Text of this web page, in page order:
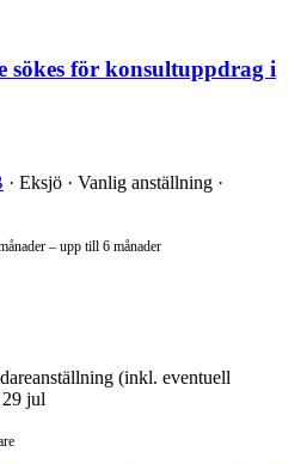
sökes för konsultuppdrag i
· Eksjö · Vanlig anställning ·
– upp till 6 månader
(inkl. eventuell
jul